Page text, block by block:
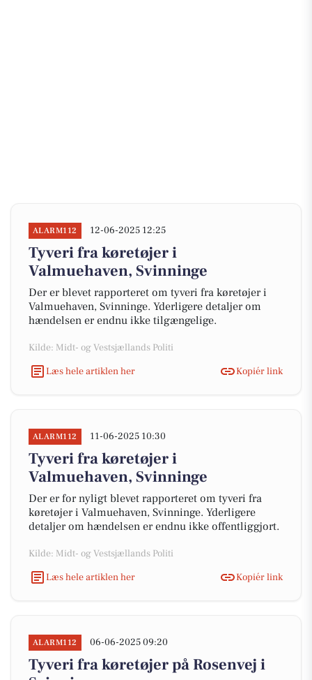
ALARM112 12-06-2025 12:25
Tyveri fra køretøjer i
Valmuehaven, Svinninge
Der er blevet rapporteret om tyveri fra køretøjer i
Valmuehaven, Svinninge. Yderligere detaljer om
hændelsen er endnu ikke tilgængelige.
Kilde: Midt- og Vestsjællands Politi
Læs hele artiklen her
Kopiér link
ALARM112 11-06-2025 10:30
Tyveri fra køretøjer i
Valmuehaven, Svinninge
Der er for nyligt blevet rapporteret om tyveri fra
køretøjer i Valmuehaven, Svinninge. Yderligere
detaljer om hændelsen er endnu ikke offentliggjort.
Kilde: Midt- og Vestsjællands Politi
Læs hele artiklen her
Kopiér link
ALARM112 06-06-2025 09:20
Tyveri fra køretøjer på Rosenvej i